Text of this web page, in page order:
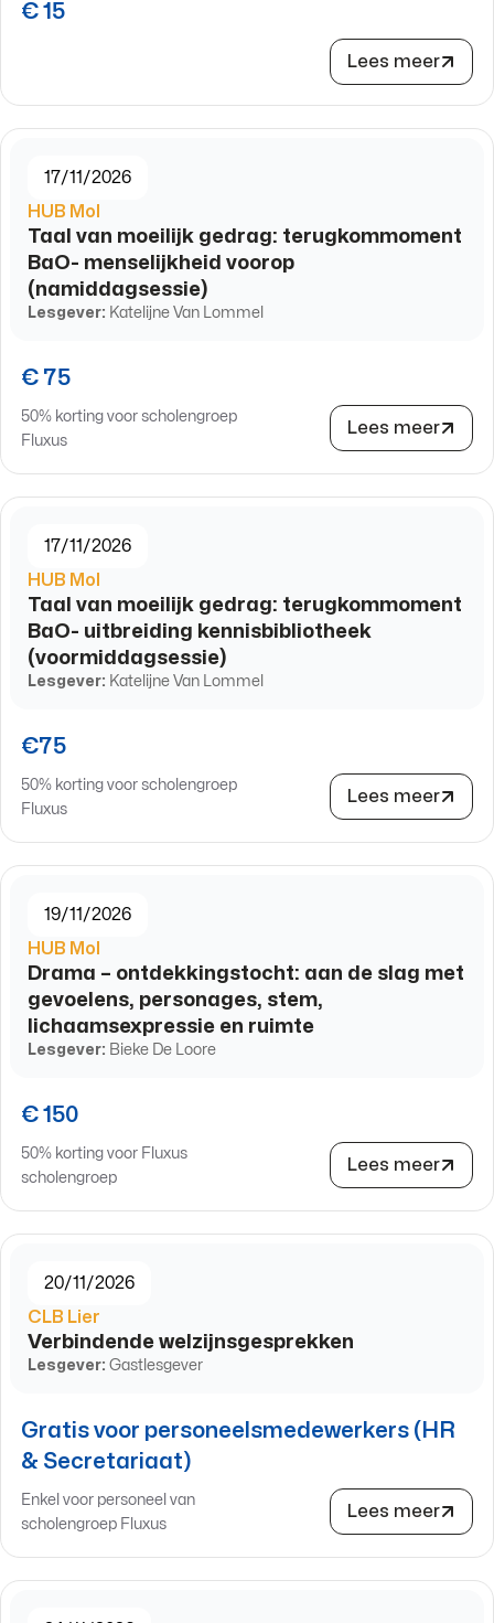
€ 15
Lees meer
17/11/2026
HUB Mol
Taal van moeilijk gedrag: terugkommoment
BaO- menselijkheid voorop
(namiddagsessie)
Lesgever: Katelijne Van Lommel
€ 75
50% korting voor scholengroep
Fluxus
Lees meer
17/11/2026
HUB Mol
Taal van moeilijk gedrag: terugkommoment
BaO- uitbreiding kennisbibliotheek
(voormiddagsessie)
Lesgever: Katelijne Van Lommel
€75
50% korting voor scholengroep
Fluxus
Lees meer
19/11/2026
HUB Mol
Drama – ontdekkingstocht: aan de slag met
gevoelens, personages, stem,
lichaamsexpressie en ruimte
Lesgever: Bieke De Loore
€ 150
50% korting voor Fluxus
scholengroep
Lees meer
20/11/2026
CLB Lier
Verbindende welzijnsgesprekken
Lesgever: Gastlesgever
Gratis voor personeelsmedewerkers (HR
& Secretariaat)
Enkel voor personeel van
scholengroep Fluxus
Lees meer